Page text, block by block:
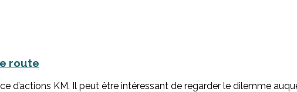
route
d’actions KM. Il peut être intéressant de regarder le dilemme